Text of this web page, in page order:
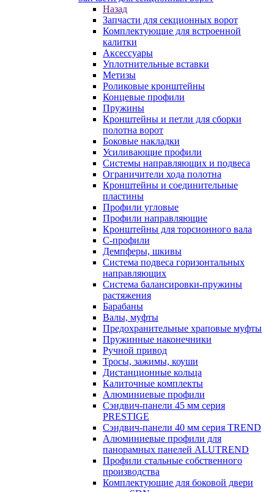
Назад
Запчасти для секционных ворот
Комплектующие для встроенной
калитки
Аксессуары
Уплотнительные вставки
Метизы
Роликовые кронштейны
Концевые профили
Пружины
Кронштейны и петли для сборки
полотна ворот
Боковые накладки
Усиливающие профили
Системы направляющих и подвеса
Ограничители хода полотна
Кронштейны и соединительные
пластины
Профили угловые
Профили направляющие
Кронштейны для торсионного вала
С-профили
Демпферы, шкивы
Система подвеса горизонтальных
направляющих
Система балансировки-пружины
растяжения
Барабаны
Валы, муфты
Предохранительные храповые муфты
Пружинные наконечники
Ручной привод
Тросы, зажимы, коуши
Дистанционные кольца
Калиточные комплекты
Алюминиевые профили
Сэндвич-панели 45 мм серия
PRESTIGE
Сэндвич-панели 40 мм серия TREND
Алюминиевые профили для
панорамных панелей ALUTREND
Профили стальные собственного
производства
Комплектующие для боковой двери